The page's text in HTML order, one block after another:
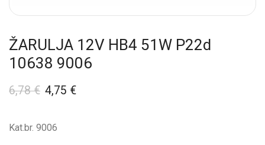
ŽARULJA 12V HB4 51W P22d
10638 9006
6,78€ 4,75 €
Kat.br. 9006